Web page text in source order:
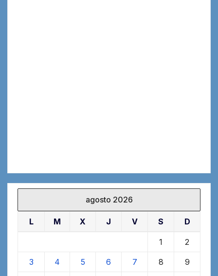
agosto 2026
L M X J V S D
1 2
3 4 5 6 7 8 9